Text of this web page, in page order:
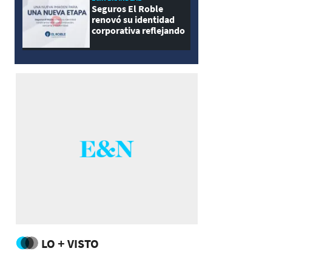
Seguros El Roble
renovó su identidad
corporativa reflejando
modernidad
LO + VISTO